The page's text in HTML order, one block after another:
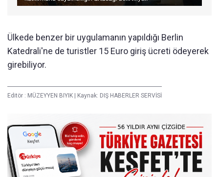
Ülkede benzer bir uygulamanın yapıldığı Berlin
Katedrali'ne de turistler 15 Euro giriş ücreti ödeyerek
girebiliyor.
Editör : MÜZEYYEN BIYIK Kaynak: DIŞ HABERLER SERVİSİ